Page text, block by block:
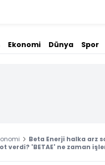
Ekonomi Dünya Spor
Beta Enerji halka arz
verdi? 'BETAE' ne zaman